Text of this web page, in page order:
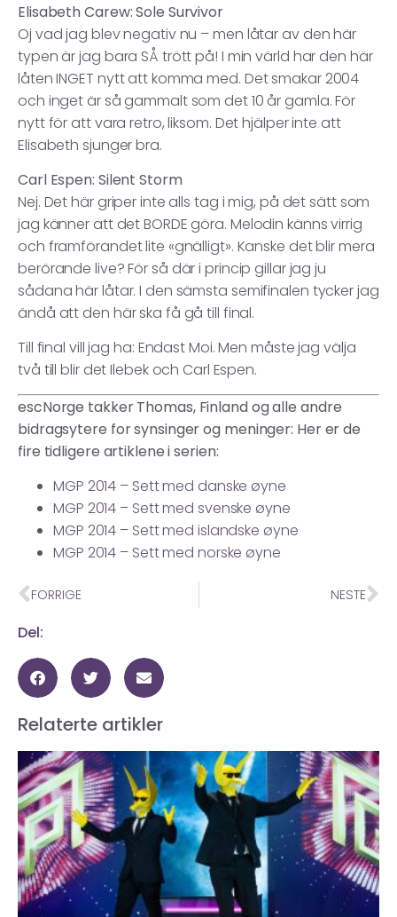
Elisabeth Carew: Sole Survivor
Oj vad jag blev negativ nu – men låtar av den här
typen är jag bara SÅ trött på! I min värld har den här
låten INGET nytt att komma med. Det smakar 2004
och inget är så gammalt som det 10 år gamla. För
nytt för att vara retro, liksom. Det hjälper inte att
Elisabeth sjunger bra.
Carl Espen: Silent Storm
Nej. Det här griper inte alls tag i mig, på det sätt som
jag känner att det BORDE göra. Melodin känns virrig
och framförandet lite «gnälligt». Kanske det blir mera
berörande live? För så där i princip gillar jag ju
sådana här låtar. I den sämsta semifinalen tycker jag
ändå att den här ska få gå till final.
Till final vill jag ha: Endast Moi. Men måste jag välja
två till blir det Ilebek och Carl Espen.
escNorge takker Thomas, Finland og alle andre
bidragsytere for synsinger og meninger: Her er de
fire tidligere artiklene i serien:
MGP 2014 – Sett med danske øyne
MGP 2014 – Sett med svenske øyne
MGP 2014 – Sett med islandske øyne
MGP 2014 – Sett med norske øyne
FORRIGE NESTE
Del:
Relaterte artikler